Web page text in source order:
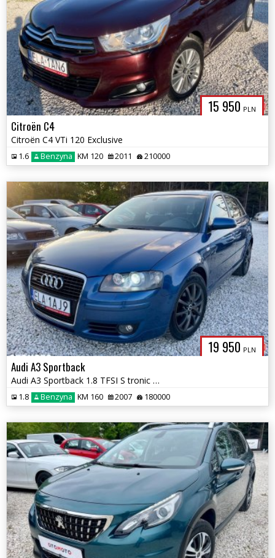
15 950 PLN
Citroën C4
Citroën C4 VTi 120 Exclusive
1.6 Benzyna KM 120 2011 210000
19 950 PLN
Audi A3 Sportback
Audi A3 Sportback 1.8 TFSI S tronic S line Sportpaket Plus
1.8 Benzyna KM 160 2007 180000